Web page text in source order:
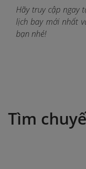
Hãy truy cập ngay
lịch bay mới nhất
bạn nhé!
Tìm